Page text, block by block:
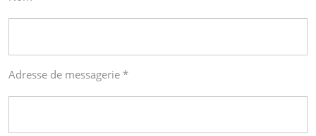
Adresse de messagerie *